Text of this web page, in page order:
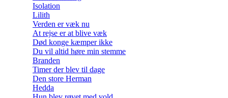
Isolation
Lilith
Verden er væk nu
At rejse er at blive væk
Død konge kæmper ikke
Du vil altid høre min stemme
Branden
Timer der blev til dage
Den store Herman
Hedda